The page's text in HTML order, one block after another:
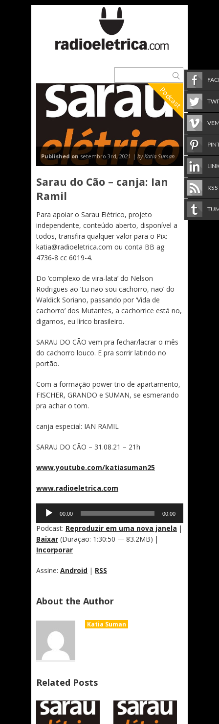
Podcast
Published onsetembro 3rd, 2021 | by Katia Suman
Sarau do Cão – canja: Ian
Ramil
Para apoiar o Sarau Elétrico, projeto
independente, conteúdo aberto, disponível a
todos, transfira qualquer valor para o Pix:
katia@radioeletrica.com ou conta BB ag
4736-8 cc 6019-4.
Do ‘complexo de vira-lata’ do Nelson
Rodrigues ao ‘Eu não sou cachorro, não’ do
Waldick Soriano, passando por ‘Vida de
cachorro’ dos Mutantes, a cachorrice está no,
digamos, eu lírico brasileiro.
SARAU DO CÃO vem pra fechar/lacrar o mês
do cachorro louco. E pra sorrir latindo no
portão.
Com a formação power trio de apartamento,
FISCHER, GRANDO e SUMAN, se esmerando
pra achar o tom.
canja especial: IAN RAMIL
SARAU DO CÃO – 31.08.21 – 21h
www.youtube.com/katiasuman25
www.radioeletrica.com
Tocador
áudio
00:00 00:00
Podcast: Reproduzir em uma nova janela |
Baixar (Duração: 1:30:50 — 83.2MB) |
Incorporar
Assine: Android | RSS
About the Author
Katia Suman
Related Posts
RSS